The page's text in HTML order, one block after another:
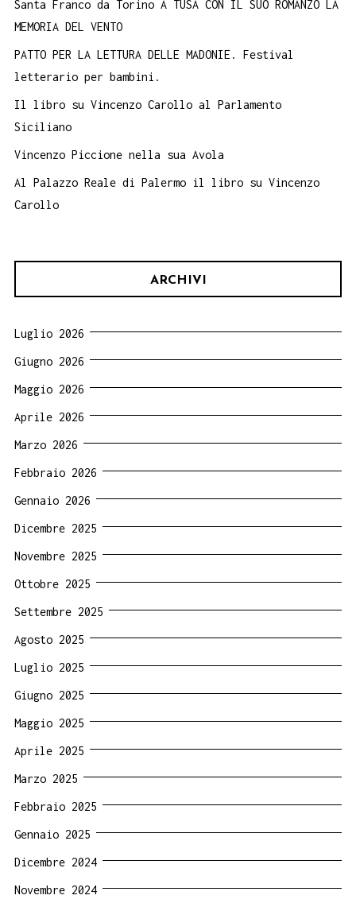
Santa Franco da Torino A TUSA CON IL SUO ROMANZO LA
MEMORIA DEL VENTO
PATTO PER LA LETTURA DELLE MADONIE. Festival
letterario per bambini.
Il libro su Vincenzo Carollo al Parlamento
Siciliano
Vincenzo Piccione nella sua Avola
Al Palazzo Reale di Palermo il libro su Vincenzo
Carollo
ARCHIVI
Luglio 2026
Giugno 2026
Maggio 2026
Aprile 2026
Marzo 2026
Febbraio 2026
Gennaio 2026
Dicembre 2025
Novembre 2025
Ottobre 2025
Settembre 2025
Agosto 2025
Luglio 2025
Giugno 2025
Maggio 2025
Aprile 2025
Marzo 2025
Febbraio 2025
Gennaio 2025
Dicembre 2024
Novembre 2024